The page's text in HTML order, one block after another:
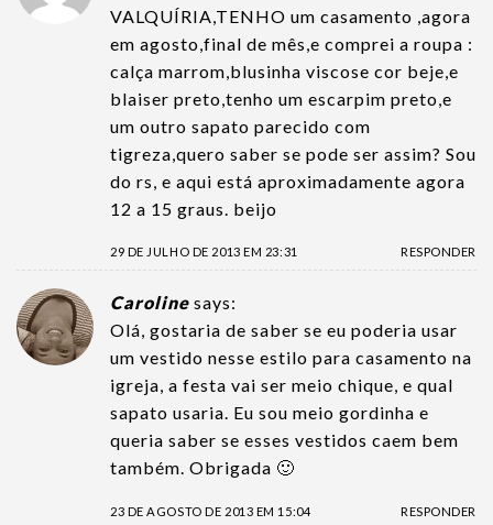
VALQUÍRIA,TENHO um casamento ,agora
em agosto,final de mês,e comprei a roupa :
calça marrom,blusinha viscose cor beje,e
blaiser preto,tenho um escarpim preto,e
um outro sapato parecido com
tigreza,quero saber se pode ser assim? Sou
do rs, e aqui está aproximadamente agora
12 a 15 graus. beijo
29 DE JULHO DE 2013 EM 23:31 RESPONDER
Caroline says:
Olá, gostaria de saber se eu poderia usar
um vestido nesse estilo para casamento na
igreja, a festa vai ser meio chique, e qual
sapato usaria. Eu sou meio gordinha e
queria saber se esses vestidos caem bem
também. Obrigada 🙂
23 DE AGOSTO DE 2013 EM 15:04 RESPONDER